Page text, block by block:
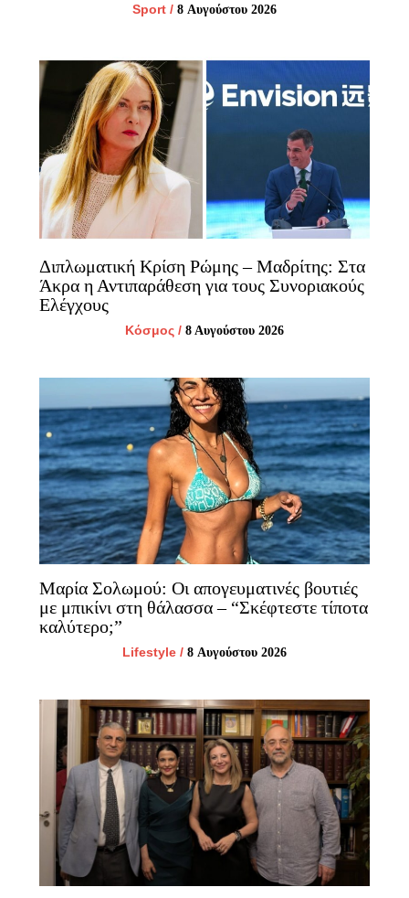
Sport / 8 Αυγούστου 2026
Διπλωματική Κρίση Ρώμης – Μαδρίτης: Στα
Άκρα η Αντιπαράθεση για τους Συνοριακούς
Ελέγχους
Κόσμος / 8 Αυγούστου 2026
Μαρία Σολωμού: Οι απογευματινές βουτιές
με μπικίνι στη θάλασσα – “Σκέφτεστε τίποτα
καλύτερο;”
Lifestyle / 8 Αυγούστου 2026